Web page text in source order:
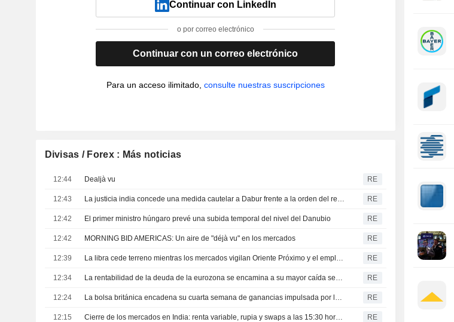
Continuar con LinkedIn
o por correo electrónico
Continuar con un correo electrónico
Para un acceso ilimitado, consulte nuestras suscripciones
Divisas / Forex : Más noticias
12:44 Dealjà vu RE
12:43 RE
12:42 El primer ministro húngaro prevé una subida temporal del nivel del Danubio RE
12:42 MORNING BID AMERICAS: Un aire de "déjà vu" en los mercados RE
12:39 RE
12:34 RE
12:24 RE
12:15 RE